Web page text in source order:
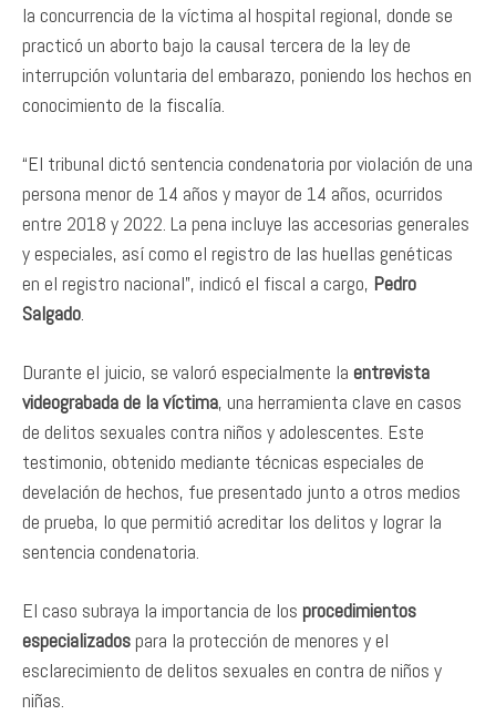
la concurrencia de la víctima al hospital regional, donde se
practicó un aborto bajo la causal tercera de la ley de
interrupción voluntaria del embarazo, poniendo los hechos en
conocimiento de la fiscalía.
“El tribunal dictó sentencia condenatoria por violación de una
persona menor de 14 años y mayor de 14 años, ocurridos
entre 2018 y 2022. La pena incluye las accesorias generales
y especiales, así como el registro de las huellas genéticas
en el registro nacional”, indicó el fiscal a cargo, Pedro
Salgado.
Durante el juicio, se valoró especialmente la entrevista
videograbada de la víctima, una herramienta clave en casos
de delitos sexuales contra niños y adolescentes. Este
testimonio, obtenido mediante técnicas especiales de
develación de hechos, fue presentado junto a otros medios
de prueba, lo que permitió acreditar los delitos y lograr la
sentencia condenatoria.
El caso subraya la importancia de los procedimientos
especializadospara la protección de menores y el
esclarecimiento de delitos sexuales en contra de niños y
niñas.